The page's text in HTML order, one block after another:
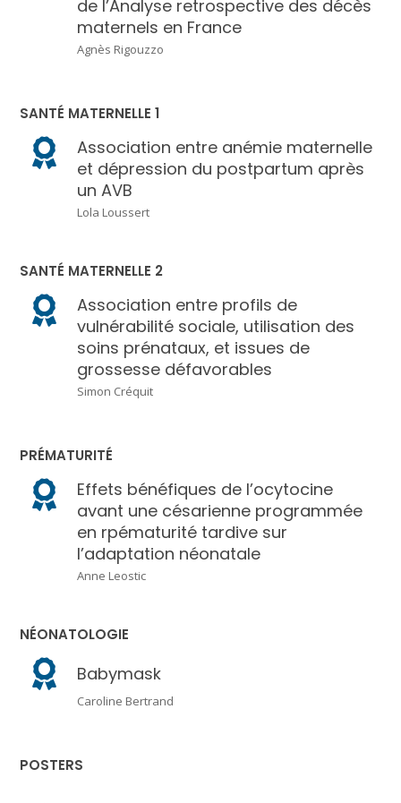
de l’Analyse retrospective des décès
maternels en France
Agnès Rigouzzo
SANTÉ MATERNELLE 1
Association entre anémie maternelle
et dépression du postpartum après
un AVB
Lola Loussert
SANTÉ MATERNELLE 2
Association entre profils de
vulnérabilité sociale, utilisation des
soins prénataux, et issues de
grossesse défavorables
Simon Créquit
PRÉMATURITÉ
Effets bénéfiques de l’ocytocine
avant une césarienne programmée
en rpématurité tardive sur
l’adaptation néonatale
Anne Leostic
NÉONATOLOGIE
Babymask
Caroline Bertrand
POSTERS